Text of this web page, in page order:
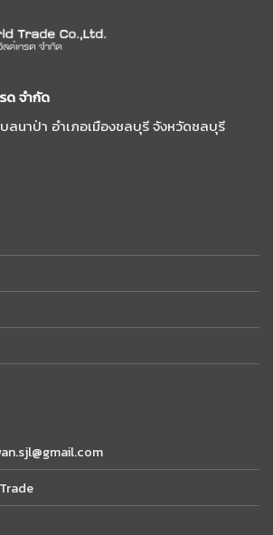
ด จํากัด
ลนาป่า อําเภอเมืองชลบุรี จังหวัดชลบุรี